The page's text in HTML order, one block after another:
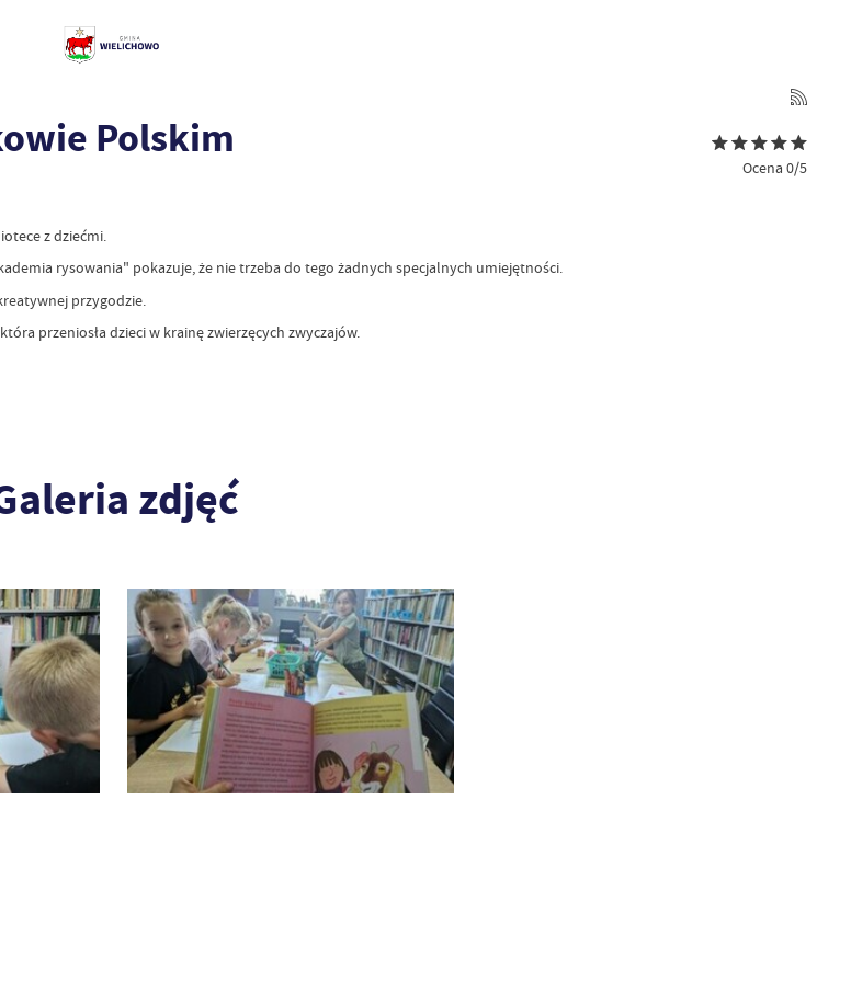
Polskim
Ocena 0/5
z dziećmi.
rysowania" pokazuje, że nie trzeba do tego żadnych specjalnych umiejętności.
przygodzie.
przeniosła dzieci w krainę zwierzęcych zwyczajów.
zdjęć